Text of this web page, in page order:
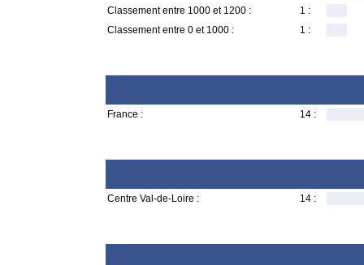
Classement entre 1000 et 1200 :
1 :
Classement entre 0 et 1000 :
1 :
France : 14 :
Centre Val-de-Loire : 14 :